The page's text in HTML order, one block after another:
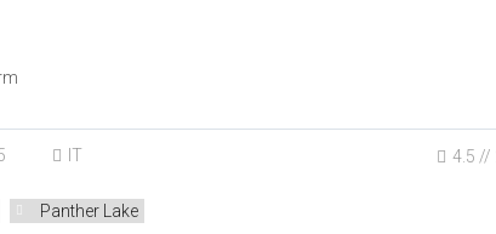
IT 4.5 //
Panther Lake